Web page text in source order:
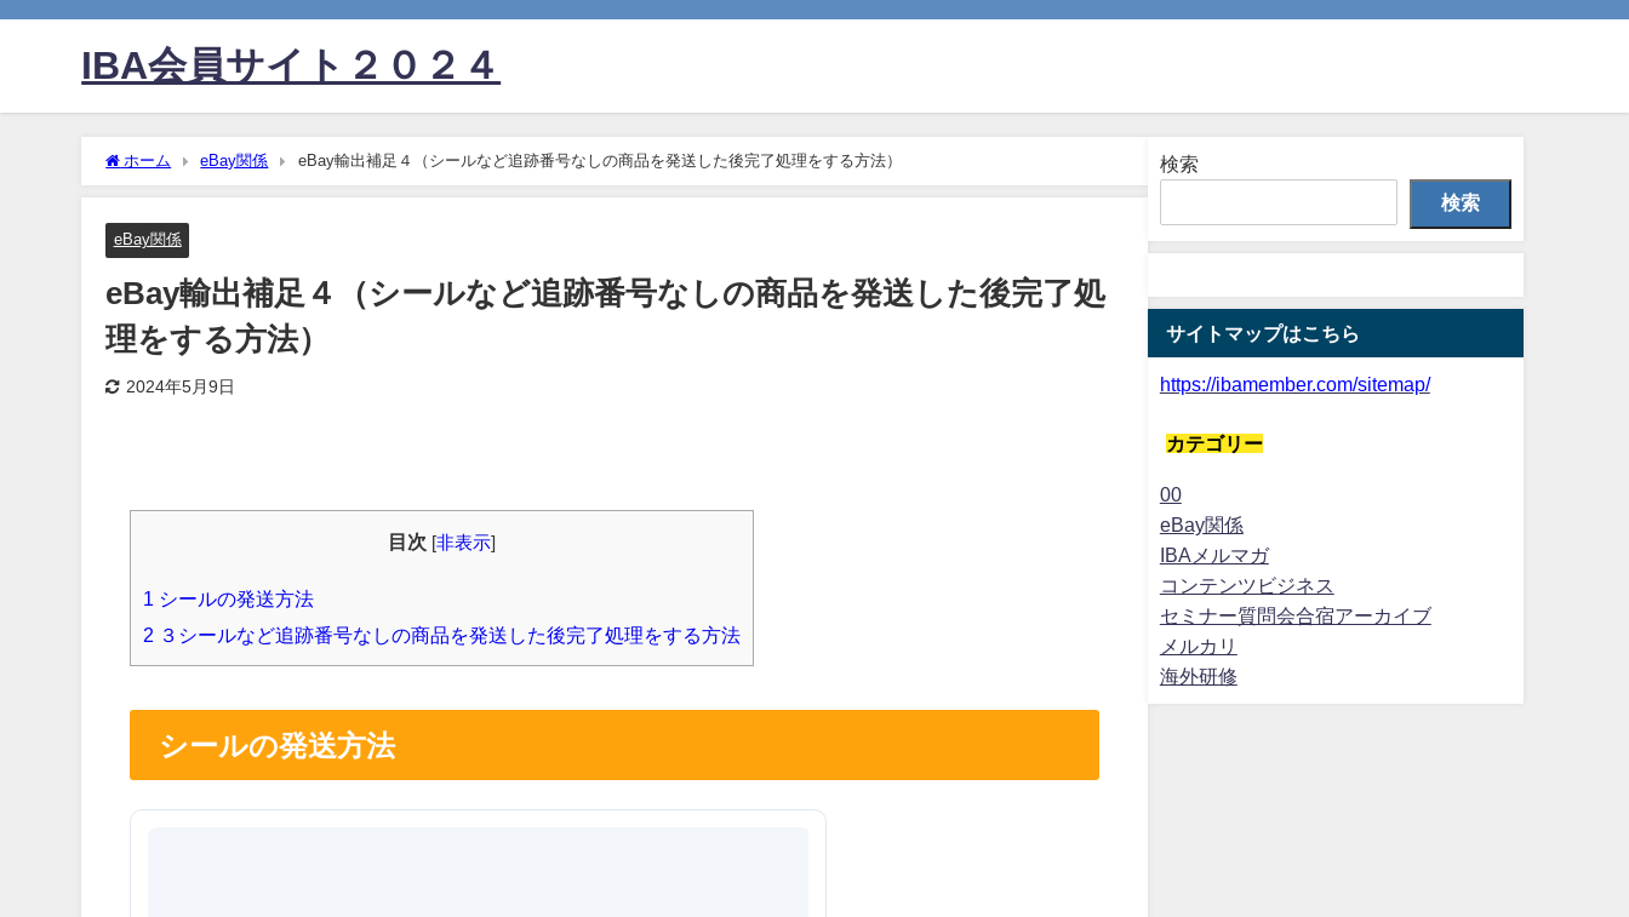
IBA会員サイト２０２４
ホーム eBay関係 eBay輸出補足４（シールなど追跡番号なしの商品を発送した後完了処理をする方法）
eBay関係
eBay輸出補足４（シールなど追跡番号なしの商品を発送した後完了処
理をする方法）
2024年5月9日
目次 [非表示
1
シールの発送方法
2 ３シールなど追跡番号なしの商品を発送した後完了処理をする方法
シールの発送方法
検索
検索
サイトマップはこちら
https://ibamember.com/sitemap/
カテゴリー
00
eBay関係
IBAメルマガ
コンテンツビジネス
セミナー質問会合宿アーカイブ
メルカリ
海外研修